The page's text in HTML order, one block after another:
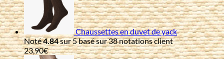
Chaussettes en duvet de yack
Noté4.84sur 5 basé sur38notations client
23,90€